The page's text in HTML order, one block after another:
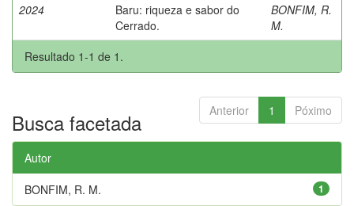
2024
Baru: riqueza e sabor do
Cerrado.
BONFIM, R.
M.
Resultado 1-1 de 1.
Anterior 1 Póximo
Busca facetada
Autor
1
BONFIM, R. M.